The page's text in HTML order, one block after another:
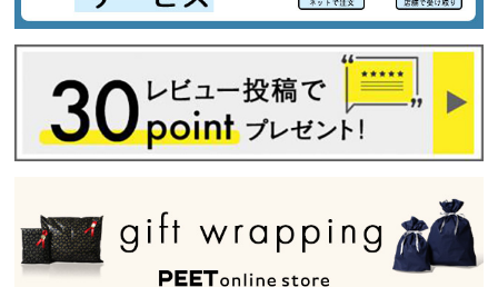
tune 絞り込んで検索する